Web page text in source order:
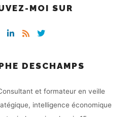
MOI SUR
DESCHAMPS
et formateur en veille
intelligence économique